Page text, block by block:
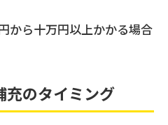
から十万円以上かかる場合
充のタイミング